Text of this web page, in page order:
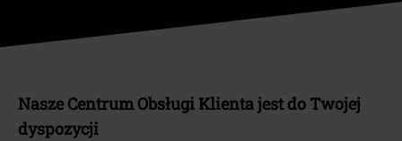
Nasze Centrum Obsługi Klienta jest do Twojej
dyspozycji